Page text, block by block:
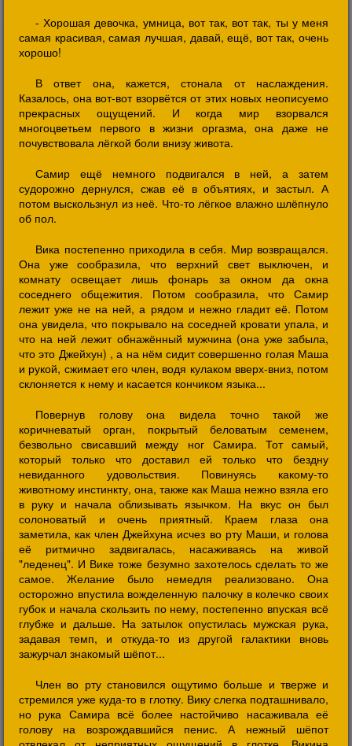
- Хорошая девочка, умница, вот так, вот так, ты у меня
самая красивая, самая лучшая, давай, ещё, вот так, очень
хорошо!
В ответ она, кажется, стонала от наслаждения.
Казалось, она вот-вот взорвётся от этих новых неописуемо
прекрасных ощущений. И когда мир взорвался
многоцветьем первого в жизни оргазма, она даже не
почувствовала лёгкой боли внизу живота.
Самир ещё немного подвигался в ней, а затем
судорожно дернулся, сжав её в объятиях, и застыл. А
потом выскользнул из неё. Что-то лёгкое влажно шлёпнуло
об пол.
Вика постепенно приходила в себя. Мир возвращался.
Она уже сообразила, что верхний свет выключен, и
комнату освещает лишь фонарь за окном да окна
соседнего общежития. Потом сообразила, что Самир
лежит уже не на ней, а рядом и нежно гладит её. Потом
она увидела, что покрывало на соседней кровати упала, и
что на ней лежит обнажённый мужчина (она уже забыла,
что это Джейхун) , а на нём сидит совершенно голая Маша
и рукой, сжимает его член, водя кулаком вверх-вниз, потом
склоняется к нему и касается кончиком языка...
Повернув голову она видела точно такой же
коричневатый орган, покрытый беловатым семенем,
безвольно свисавший между ног Самира. Тот самый,
который только что доставил ей только что бездну
невиданного удовольствия. Повинуясь какому-то
животному инстинкту, она, также как Маша нежно взяла его
в руку и начала облизывать язычком. На вкус он был
солоноватый и очень приятный. Краем глаза она
заметила, как член Джейхуна исчез во рту Маши, и голова
её ритмично задвигалась, насаживаясь на живой
"леденец". И Вике тоже безумно захотелось сделать то же
самое. Желание было немедля реализовано. Она
осторожно впустила вожделенную палочку в колечко своих
губок и начала скользить по нему, постепенно впуская всё
глубже и дальше. На затылок опустилась мужская рука,
задавая темп, и откуда-то из другой галактики вновь
зажурчал знакомый шёпот...
Член во рту становился ощутимо больше и тверже и
стремился уже куда-то в глотку. Вику слегка подташнивало,
но рука Самира всё более настойчиво насаживала её
голову на возрождавшийся пенис. А нежный шёпот